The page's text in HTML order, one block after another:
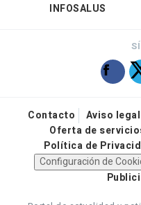
INFOSALUS
Contacto Aviso legal
Oferta de
Política de
Configuración de